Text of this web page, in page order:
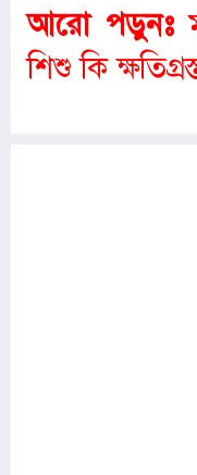
আরো পড়ুনঃ
শিশু কি